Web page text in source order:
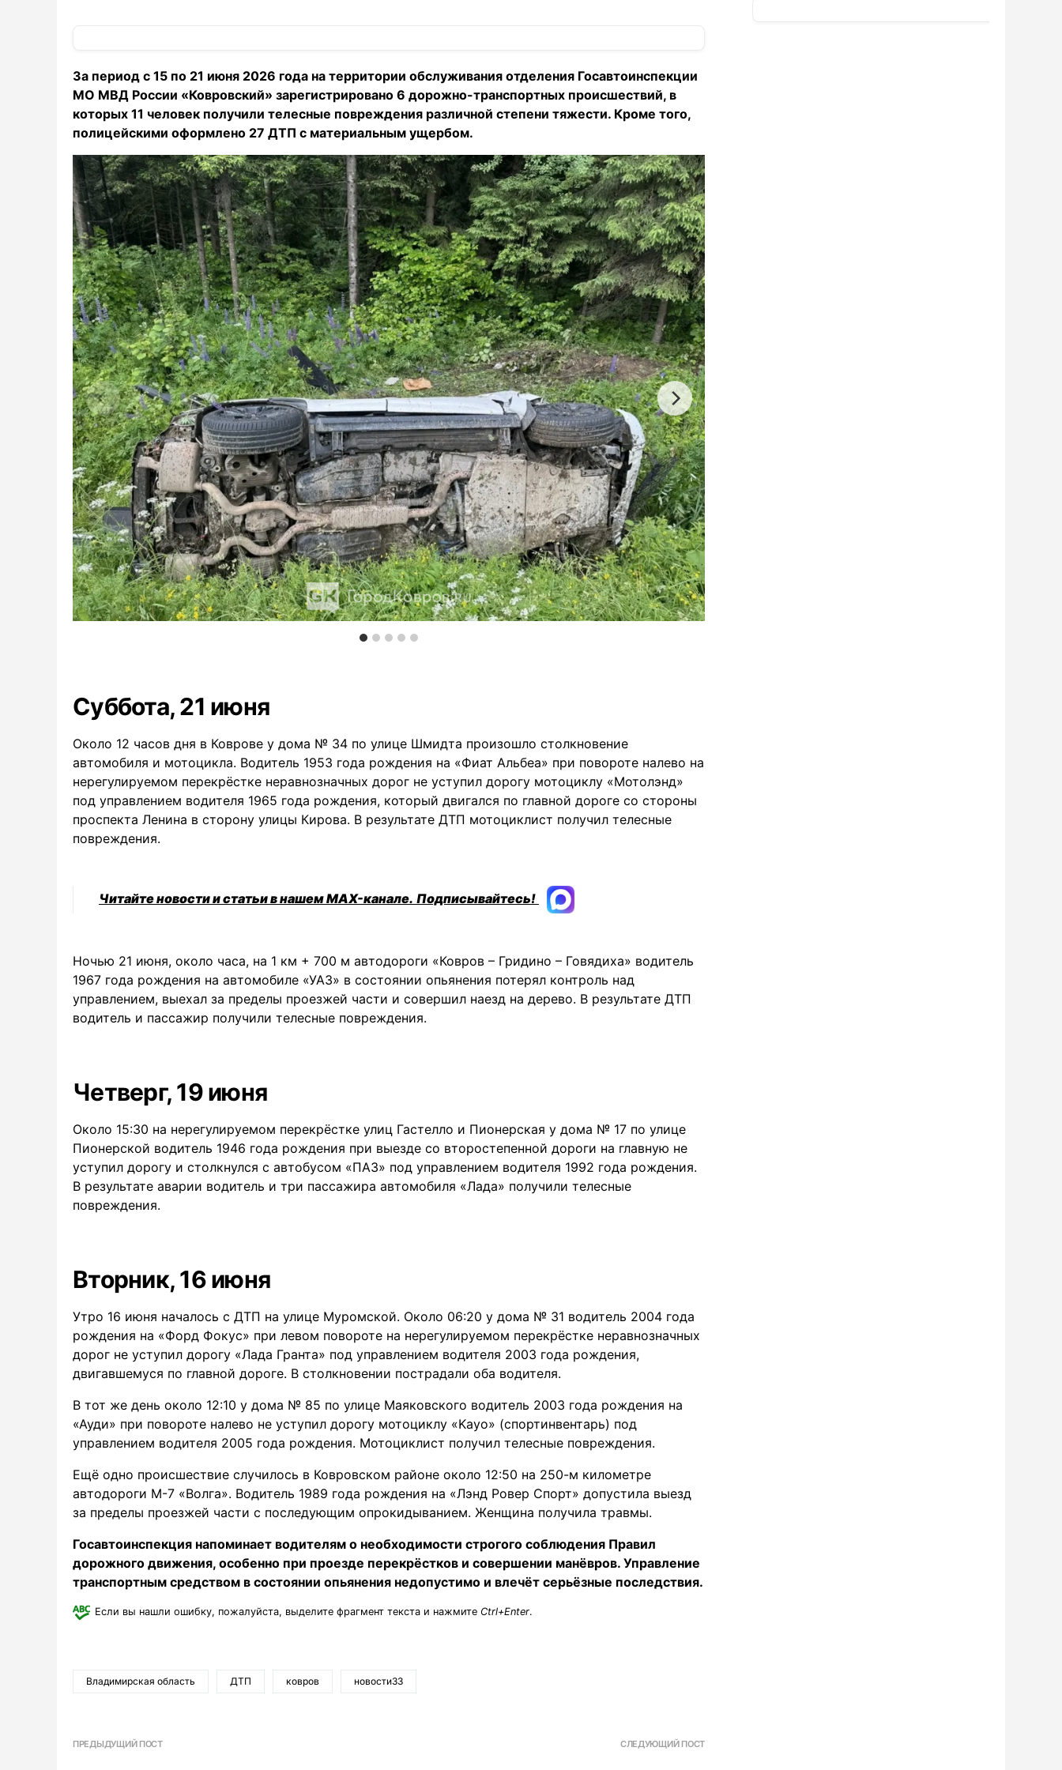
За период с 15 по 21 июня 2026 года на территории обслуживания отделения Госавтоинспекции
МО МВД России «Ковровский» зарегистрировано 6 дорожно-транспортных происшествий, в
которых 11 человек получили телесные повреждения различной степени тяжести. Кроме того,
полицейскими оформлено 27 ДТП с материальным ущербом.
Суббота, 21 июня
Около 12 часов дня в Коврове у дома № 34 по улице Шмидта произошло столкновение
автомобиля и мотоцикла. Водитель 1953 года рождения на «Фиат Альбеа» при повороте налево на
нерегулируемом перекрёстке неравнозначных дорог не уступил дорогу мотоциклу «Мотолэнд»
под управлением водителя 1965 года рождения, который двигался по главной дороге со стороны
проспекта Ленина в сторону улицы Кирова. В результате ДТП мотоциклист получил телесные
повреждения.
Читайте новости и статьи в нашем MAX-канале. Подписывайтесь!
Ночью 21 июня, около часа, на 1 км + 700 м автодороги «Ковров – Гридино – Говядиха» водитель
1967 года рождения на автомобиле «УАЗ» в состоянии опьянения потерял контроль над
управлением, выехал за пределы проезжей части и совершил наезд на дерево. В результате ДТП
водитель и пассажир получили телесные повреждения.
Четверг, 19 июня
Около 15:30 на нерегулируемом перекрёстке улиц Гастелло и Пионерская у дома № 17 по улице
Пионерской водитель 1946 года рождения при выезде со второстепенной дороги на главную не
уступил дорогу и столкнулся с автобусом «ПАЗ» под управлением водителя 1992 года рождения.
В результате аварии водитель и три пассажира автомобиля «Лада» получили телесные
повреждения.
Вторник, 16 июня
Утро 16 июня началось с ДТП на улице Муромской. Около 06:20 у дома № 31 водитель 2004 года
рождения на «Форд Фокус» при левом повороте на нерегулируемом перекрёстке неравнозначных
дорог не уступил дорогу «Лада Гранта» под управлением водителя 2003 года рождения,
двигавшемуся по главной дороге. В столкновении пострадали оба водителя.
В тот же день около 12:10 у дома № 85 по улице Маяковского водитель 2003 года рождения на
«Ауди» при повороте налево не уступил дорогу мотоциклу «Kayo» (спортинвентарь) под
управлением водителя 2005 года рождения. Мотоциклист получил телесные повреждения.
Ещё одно происшествие случилось в Ковровском районе около 12:50 на 250-м километре
автодороги М-7 «Волга». Водитель 1989 года рождения на «Лэнд Ровер Спорт» допустила выезд
за пределы проезжей части с последующим опрокидыванием. Женщина получила травмы.
Госавтоинспекция напоминает водителям о необходимости строгого соблюдения Правил
дорожного движения, особенно при проезде перекрёстков и совершении манёвров. Управление
транспортным средством в состоянии опьянения недопустимо и влечёт серьёзные последствия.
Если вы нашли ошибку, пожалуйста, выделите фрагмент текста и нажмите Ctrl+Enter.
Владимирская область ДТП ковров новости33
ПРЕДЫДУЩИЙ ПОСТ СЛЕДУЮЩИЙ ПОСТ